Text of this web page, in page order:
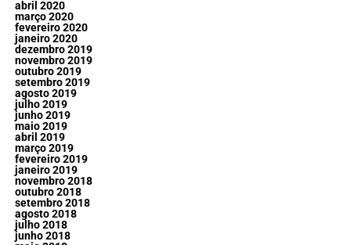
abril 2020
março 2020
fevereiro 2020
janeiro 2020
dezembro 2019
novembro 2019
outubro 2019
setembro 2019
agosto 2019
julho 2019
junho 2019
maio 2019
abril 2019
março 2019
fevereiro 2019
janeiro 2019
novembro 2018
outubro 2018
setembro 2018
agosto 2018
julho 2018
junho 2018